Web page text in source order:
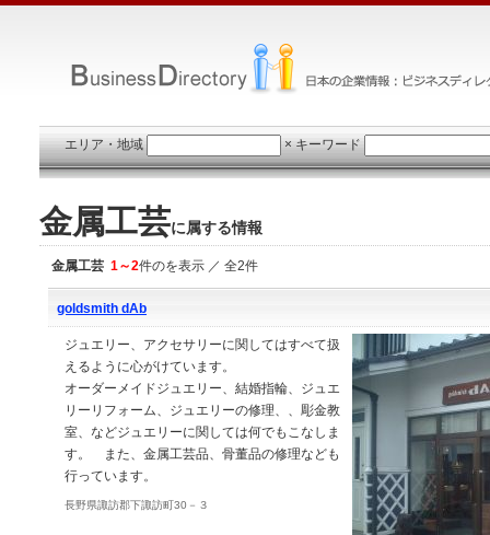
エリア・地域 × キーワード
金属工芸に属する情報
金属工芸 1～2件のを表示 ／ 全2件
goldsmith dAb
ジュエリー、アクセサリーに関してはすべて扱
えるように心がけています。
オーダーメイドジュエリー、結婚指輪、ジュエ
リーリフォーム、ジュエリーの修理、、彫金教
室、などジュエリーに関しては何でもこなしま
す。 また、金属工芸品、骨董品の修理なども
行っています。
長野県諏訪郡下諏訪町30－３